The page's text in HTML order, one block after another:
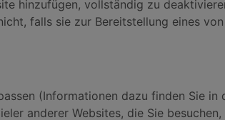
hinzufügen, vollständig zu
falls sie zur Bereitstellung eines von
(Informationen dazu finden Sie in
anderer Websites, die Sie besuchen,